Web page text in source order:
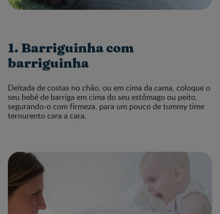
1. Barriguinha com
barriguinha
Deitada de costas no chão, ou em cima da cama, coloque o
seu bebé de barriga em cima do seu estômago ou peito,
segurando-o com firmeza, para um pouco de tummy time
ternurento cara a cara.